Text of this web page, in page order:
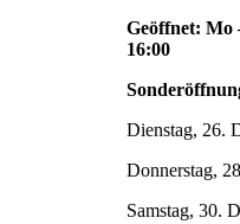
Geöffnet: Mo
16:00
Dienstag, 26.
Donnerstag,
Samstag, 30.